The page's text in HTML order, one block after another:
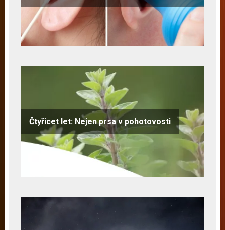
Čtyřicet let: Nejen prsa v pohotovosti